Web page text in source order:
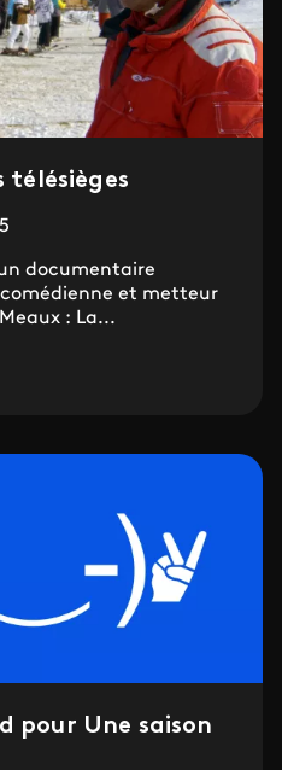
télésièges
documentaire
et metteur
: La...
pour Une saison